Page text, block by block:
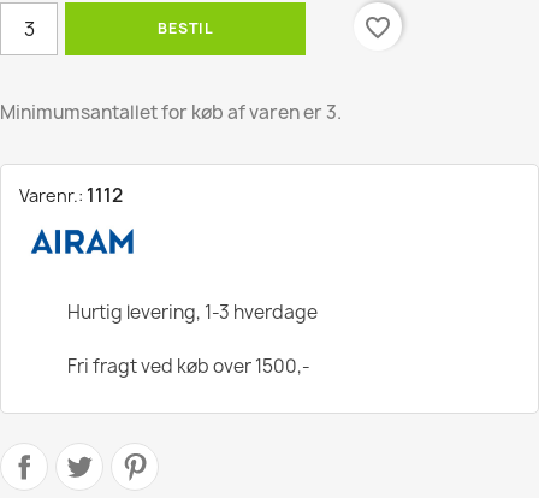
BESTIL favorite_border
Minimumsantallet for køb af varen er 3.
Varenr.: 1112
Hurtig levering, 1-3 hverdage
Fri fragt ved køb over 1500,-